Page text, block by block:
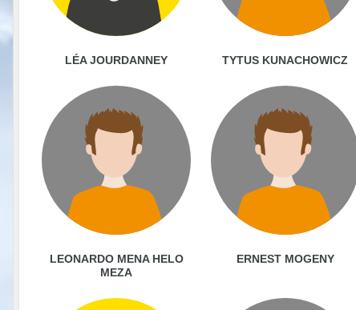
LÉA JOURDANNEY TYTUS KUNACHOWICZ
LEONARDO MENA HELO
MEZA
ERNEST MOGENY